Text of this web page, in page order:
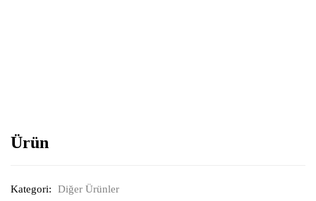
Ürün
Kategori: Diğer Ürünler